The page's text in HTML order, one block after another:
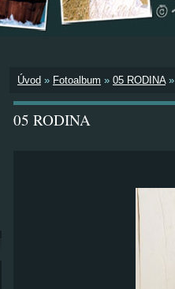
Úvod » Fotoalbum » 05 RODINA»
05 RODINA